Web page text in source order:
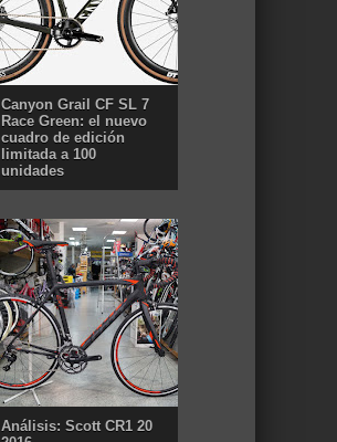
Canyon Grail CF SL 7
Race Green: el nuevo
cuadro de edición
limitada a 100
unidades
Análisis: Scott CR1 20